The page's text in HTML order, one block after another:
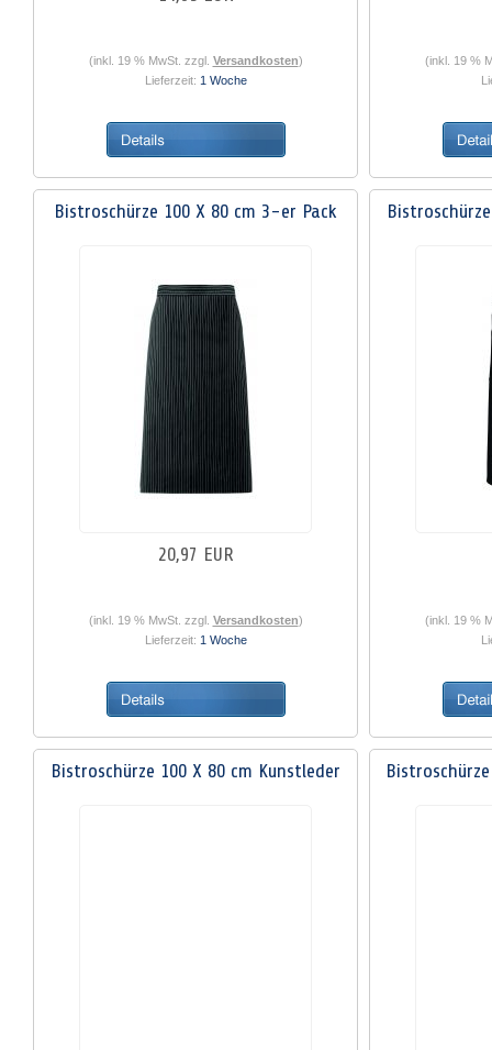
(inkl. 19 % MwSt. zzgl. Versandkosten)
Lieferzeit: 1 Woche
(inkl. 19 %
Bistroschürze 100 X 80 cm 3-er Pack
20,97 EUR
(inkl. 19 % MwSt. zzgl. Versandkosten)
Lieferzeit: 1 Woche
(inkl. 19 %
Bistroschürze 100 X 80 cm Kunstleder